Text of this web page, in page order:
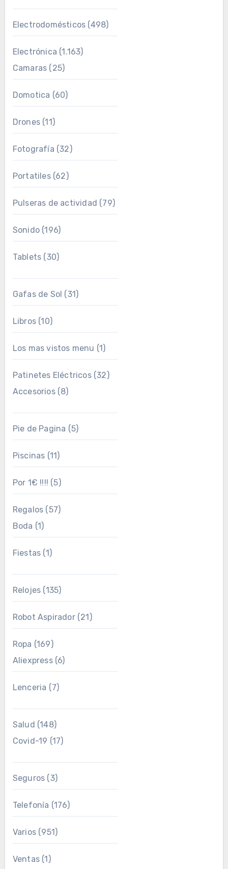
Electrodomésticos (498)
Electrónica (1.163)
Camaras (25)
Domotica (60)
Drones(11)
Fotografía (32)
Portatiles(62)
Pulseras de actividad (79)
Sonido(196)
Tablets (30)
Gafas de Sol (31)
Libros(10)
Los mas vistos menu (1)
Patinetes Eléctricos(32)
Accesorios(8)
Pie de Pagina (5)
Piscinas (11)
Por 1€ !!!! (5)
Regalos (57)
Boda (1)
Fiestas (1)
Relojes (135)
Robot Aspirador(21)
Ropa (169)
Aliexpress(6)
Lenceria (7)
Salud (148)
Covid-19 (17)
Seguros (3)
Telefonía (176)
Varios(951)
Ventas(1)